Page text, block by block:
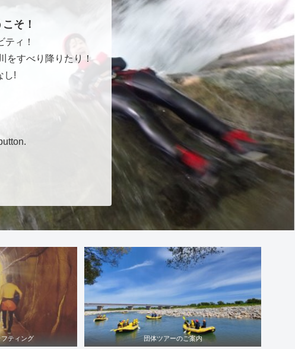
そ！
ィ！
をすべり降りたり！
し!
ティング 団体ツアーのご案内